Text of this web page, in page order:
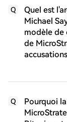
Q
Quel est
Michael
modèle de
de
Q
Pourquoi